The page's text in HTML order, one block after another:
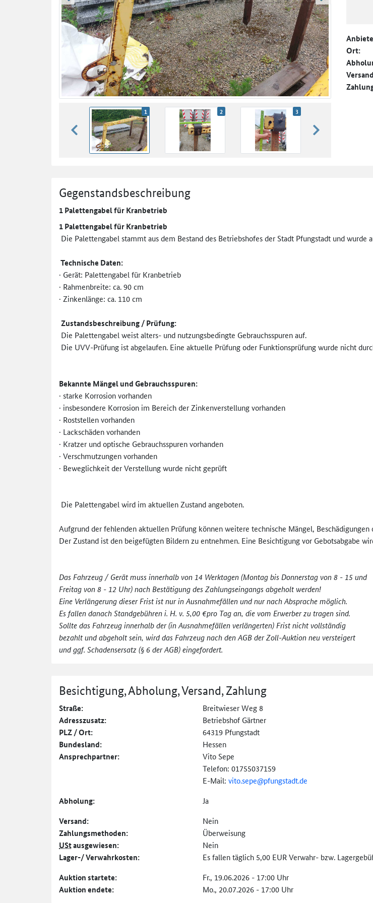
zurück blättern
1 2 3
weiter blättern
Ort:
Gegenstandsbeschreibung
1 Palettengabel für Kranbetrieb
1 Palettengabel für Kranbetrieb
Die Palettengabel stammt aus dem Bestand des Betriebshofes der Stadt Pfungstadt und wurde
Technische Daten:
· Gerät: Palettengabel für Kranbetrieb
· Rahmenbreite: ca. 90 cm
· Zinkenlänge: ca. 110 cm
Zustandsbeschreibung / Prüfung:
Die Palettengabel weist alters- und nutzungsbedingte Gebrauchsspuren auf.
Die UVV-Prüfung ist abgelaufen. Eine aktuelle Prüfung oder Funktionsprüfung wurde nicht
Bekannte Mängel und Gebrauchsspuren:
· starke Korrosion vorhanden
· insbesondere Korrosion im Bereich der Zinkenverstellung vorhanden
· Roststellen vorhanden
· Lackschäden vorhanden
· Kratzer und optische Gebrauchsspuren vorhanden
· Verschmutzungen vorhanden
· Beweglichkeit der Verstellung wurde nicht geprüft
Die Palettengabel wird im aktuellen Zustand angeboten.
Aufgrund der fehlenden aktuellen Prüfung können weitere technische Mängel,
Der Zustand ist den beigefügten Bildern zu entnehmen. Eine Besichtigung vor Gebotsabgabe
Das Fahrzeug / Gerät muss innerhalb von 14 Werktagen (Montag bis Donnerstag von 8 - 15 und
Freitag von 8 - 12 Uhr) nach Bestätigung des Zahlungseingangs abgeholt werden!
Eine Verlängerung dieser Frist ist nur in Ausnahmefällen und nur nach Absprache möglich.
Es fallen danach Standgebühren i. H. v. 5,00 €pro Tag an, die vom Erwerber zu tragen sind.
Sollte das Fahrzeug innerhalb der (in Ausnahmefällen verlängerten) Frist nicht vollständig
bezahlt und abgeholt sein, wird das Fahrzeug nach den AGB der Zoll-Auktion neu versteigert
und ggf. Schadensersatz (§ 6 der AGB) eingefordert.
Besichtigung, Abholung, Versand, Zahlung
Straße: Breitwieser Weg 8
Adresszusatz: Betriebshof Gärtner
PLZ / Ort: 64319 Pfungstadt
Bundesland: Hessen
Ansprechpartner:
Vito Sepe
Telefon: 01755037159
E-Mail: vito.sepe@pfungstadt.de
Abholung: Ja
Versand: Nein
Zahlungs­methoden: Überweisung
UStausgewiesen: Nein
Lager-/ Verwahrkosten: Es fallen täglich 5,00 EUR Verwahr- bzw.
Auktion startete: Fr., 19.06.2026 - 17:00 Uhr
Auktion endete: Mo., 20.07.2026 - 17:00 Uhr